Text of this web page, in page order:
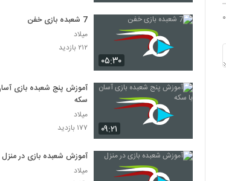
۰
۰۵:۳۰
7 شعبده بازی خفن
میلاد
۲۱۲ بازدید
۰۹:۲۱
آموزش پنج شعبده بازی
سکه
میلاد
۱۷۷ بازدید
آموزش شعبده بازی در منزل
میلاد